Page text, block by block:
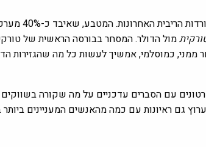
בסוף שנת 2021 הלירה הטורקית התמוטטה. הנשיא ארדואן דחה
מול הדולר. המסחר בבורסה הראשית של
לשום דבר אחר ממני, כמוסלמי, אמשיך לעשות כל מה שהגזירות
עם הסברים עדכניים על מה שקורה
גם ראיונות עם כמה מהאנשים המעניינים